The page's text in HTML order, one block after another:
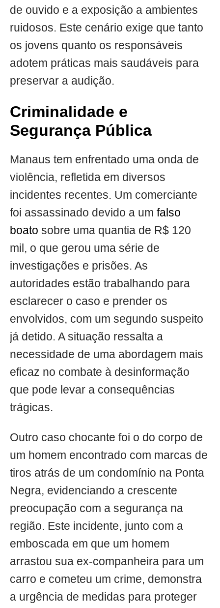
de ouvido e a exposição a ambientes
ruidosos. Este cenário exige que tanto
os jovens quanto os responsáveis
adotem práticas mais saudáveis para
preservar a audição.
Criminalidade e
Segurança Pública
Manaus tem enfrentado uma onda de
violência, refletida em diversos
incidentes recentes. Um comerciante
foi assassinado devido a um falso
boato sobre uma quantia de R$ 120
mil, o que gerou uma série de
investigações e prisões. As
autoridades estão trabalhando para
esclarecer o caso e prender os
envolvidos, com um segundo suspeito
já detido. A situação ressalta a
necessidade de uma abordagem mais
eficaz no combate à desinformação
que pode levar a consequências
trágicas.
Outro caso chocante foi o do corpo de
um homem encontrado com marcas de
tiros atrás de um condomínio na Ponta
Negra, evidenciando a crescente
preocupação com a segurança na
região. Este incidente, junto com a
emboscada em que um homem
arrastou sua ex-companheira para um
carro e cometeu um crime, demonstra
a urgência de medidas para proteger